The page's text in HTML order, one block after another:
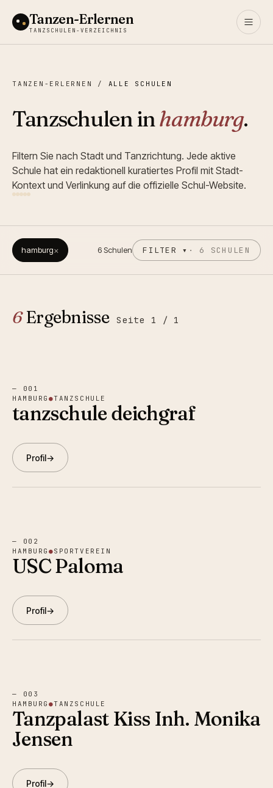
Tanzen-Erlernen
TANZSCHULEN-VERZEICHNIS
TANZEN-ERLERNEN / ALLE SCHULEN
Tanzschulen inhamburg.
Filtern Sie nach Stadt und Tanzrichtung. Jede aktive
Schule hat ein redaktionell kuratiertes Profil mit Stadt-
Kontext und Verlinkung auf die offizielle Schul-Website.
hamburg× 6Schulen FILTER ▾ · 6 SCHULEN
6Ergebnisse Seite 1 / 1
—
001
HAMBURG ●TANZSCHULE
tanzschule deichgraf
Profil→
—
002
HAMBURG ●SPORTVEREIN
USC Paloma
Profil→
—
003
HAMBURG ●TANZSCHULE
Tanzpalast Kiss Inh. Monika
Jensen
Profil→